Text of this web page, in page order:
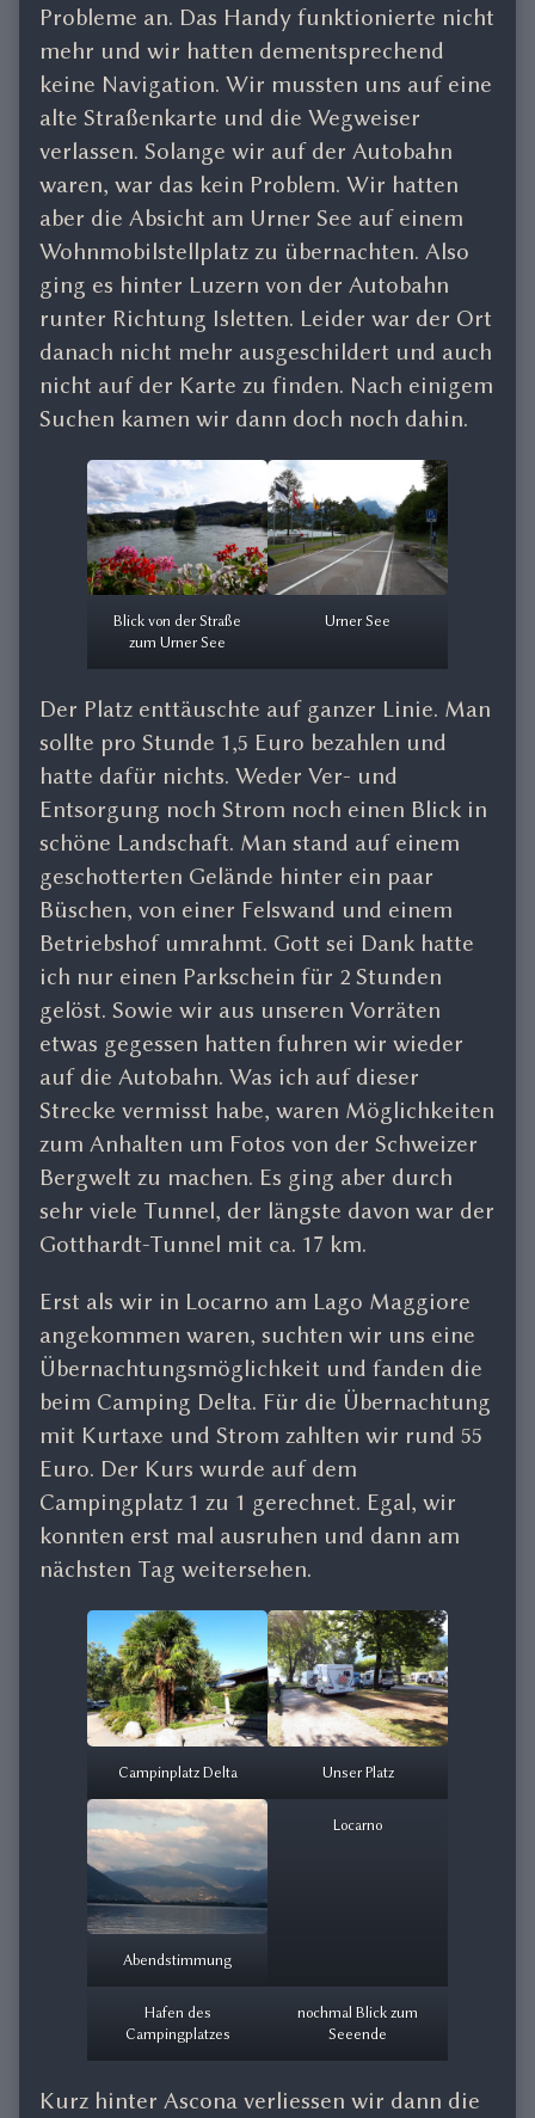
Probleme an. Das Handy funktionierte nicht
mehr und wir hatten dementsprechend
keine Navigation. Wir mussten uns auf eine
alte Straßenkarte und die Wegweiser
verlassen. Solange wir auf der Autobahn
waren, war das kein Problem. Wir hatten
aber die Absicht am Urner See auf einem
Wohnmobilstellplatz zu übernachten. Also
ging es hinter Luzern von der Autobahn
runter Richtung Isletten. Leider war der Ort
danach nicht mehr ausgeschildert und auch
nicht auf der Karte zu finden. Nach einigem
Suchen kamen wir dann doch noch dahin.
Blick von der Straße
zum Urner See
Urner See
Der Platz enttäuschte auf ganzer Linie. Man
sollte pro Stunde 1,5 Euro bezahlen und
hatte dafür nichts. Weder Ver- und
Entsorgung noch Strom noch einen Blick in
schöne Landschaft. Man stand auf einem
geschotterten Gelände hinter ein paar
Büschen, von einer Felswand und einem
Betriebshof umrahmt. Gott sei Dank hatte
ich nur einen Parkschein für 2 Stunden
gelöst. Sowie wir aus unseren Vorräten
etwas gegessen hatten fuhren wir wieder
auf die Autobahn. Was ich auf dieser
Strecke vermisst habe, waren Möglichkeiten
zum Anhalten um Fotos von der Schweizer
Bergwelt zu machen. Es ging aber durch
sehr viele Tunnel, der längste davon war der
Gotthardt-Tunnel mit ca. 17 km.
Erst als wir in Locarno am Lago Maggiore
angekommen waren, suchten wir uns eine
Übernachtungsmöglichkeit und fanden die
beim Camping Delta. Für die Übernachtung
mit Kurtaxe und Strom zahlten wir rund 55
Euro. Der Kurs wurde auf dem
Campingplatz 1 zu 1 gerechnet. Egal, wir
konnten erst mal ausruhen und dann am
nächsten Tag weitersehen.
Campinplatz Delta Unser Platz
Abendstimmung
Locarno
Hafen des
Campingplatzes
nochmal Blick zum
Seeende
Kurz hinter Ascona verliessen wir dann die